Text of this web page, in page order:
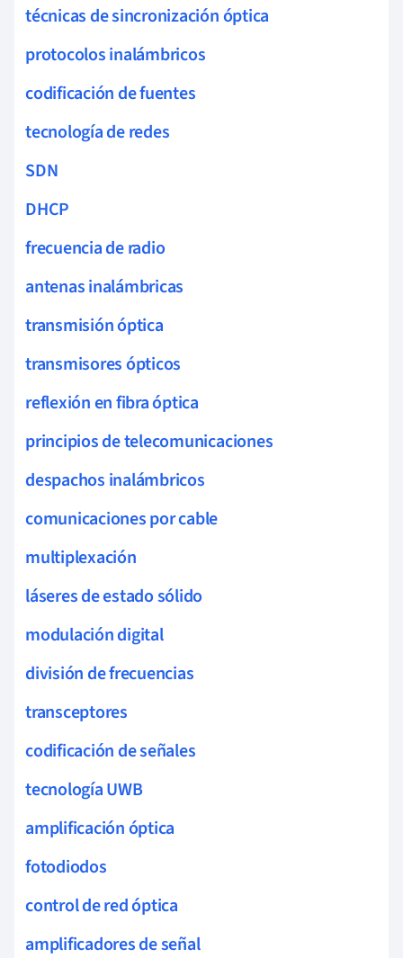
técnicas de sincronización óptica
protocolos inalámbricos
codificación de fuentes
tecnología de redes
SDN
DHCP
frecuencia de radio
antenas inalámbricas
transmisión óptica
transmisores ópticos
reflexión en fibra óptica
principios de telecomunicaciones
despachos inalámbricos
comunicaciones por cable
multiplexación
láseres de estado sólido
modulación digital
división de frecuencias
transceptores
codificación de señales
tecnología UWB
amplificación óptica
fotodiodos
control de red óptica
amplificadores de señal